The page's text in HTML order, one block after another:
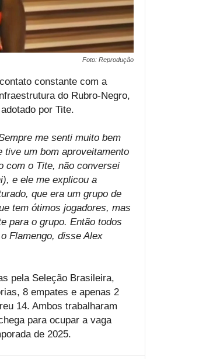
Foto: Reprodução
constante com a
do Rubro-Negro,
por Tite.
me senti muito bem
tive um bom aproveitamento
com o Tite, não conversei
e ele me explicou a
que era um grupo de
tem ótimos jogadores, mas
para o grupo. Então todos
Flamengo, disse Alex
pela Seleção Brasileira,
8 empates e apenas 2
14. Ambos trabalharam
para ocupar a vaga
de 2025.